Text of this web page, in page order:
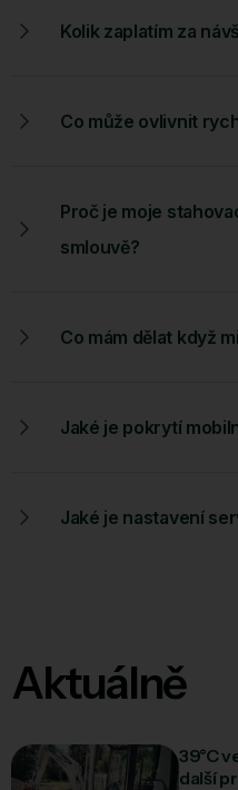
Kolik zaplatím za
Co může ovlivnit
Proč je moje
smlouvě?
Co mám dělat když
Jaké je pokrytí
Jaké je nastavení
Aktuálně
39°C
další